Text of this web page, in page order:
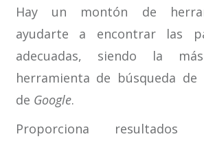
Hay un montón de
ayudarte a encontrar las
adecuadas, siendo la
herramienta de búsqueda de
de Google.
Proporciona resultados